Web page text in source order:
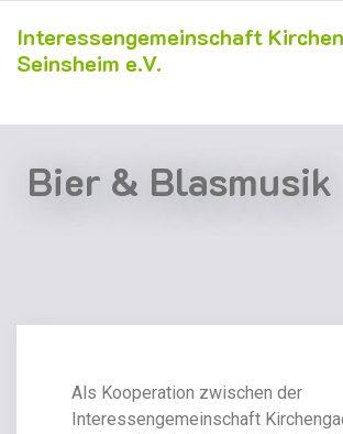
Interessengemeinschaft
Seinsheim e.V.
Bier & Blasmusik
Als Kooperation zwischen der
Interessengemeinschaft